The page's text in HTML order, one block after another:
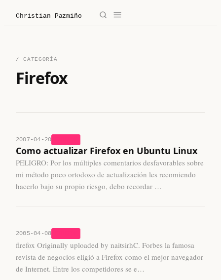
Christian Pazmiño
/ Blog
/ Sobre mí
/ Contacto
/ CATEGORÍA
Firefox
2007-04-20
Como actualizar Firefox en Ubuntu Linux
PELIGRO: Por los múltiples comentarios desfavorables sobre
mi método poco ortodoxo de actualización les recomiendo
hacerlo bajo su propio riesgo, debo recordar …
2005-04-08
firefox Originally uploaded by naitsirhC. Forbes la famosa
revista de negocios eligió a Firefox como el mejor navegador
de Internet. Entre los competidores se e…